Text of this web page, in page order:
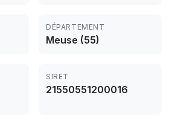
DÉPARTEMENT
Meuse (55)
SIRET
21550551200016